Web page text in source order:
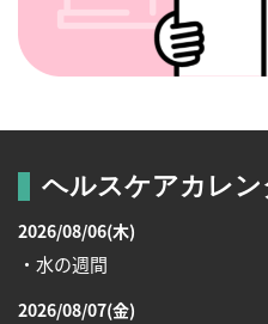
ヘルスケアカレン
2026/08/06(木)
・水の週間
2026/08/07(金)